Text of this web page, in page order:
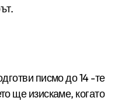
писмо до 14 -те
ще изискаме, когато